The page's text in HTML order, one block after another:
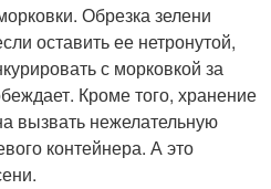
Обрезка зелени
оставить ее нетронутой,
с морковкой за
Кроме того, хранение
вызвать нежелательную
контейнера. А это